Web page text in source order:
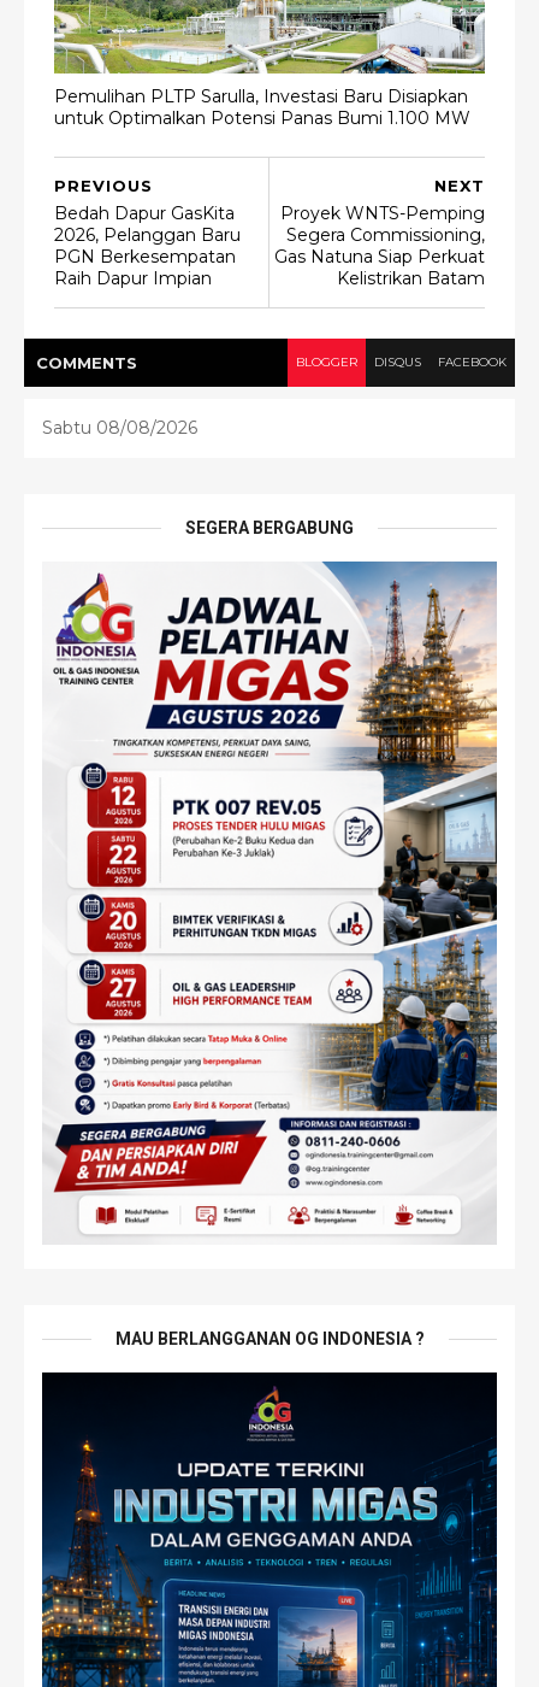
Pemulihan PLTP Sarulla, Investasi Baru Disiapkan
untuk Optimalkan Potensi Panas Bumi 1.100 MW
NEXT
Proyek WNTS-Pemping
Segera Commissioning,
Gas Natuna Siap Perkuat
Kelistrikan Batam
PREVIOUS
Bedah Dapur GasKita
2026, Pelanggan Baru
PGN Berkesempatan
Raih Dapur Impian
COMMENTS BLOGGER DISQUS FACEBOOK
Sabtu 08/08/2026
SEGERA BERGABUNG
MAU BERLANGGANAN OG INDONESIA ?